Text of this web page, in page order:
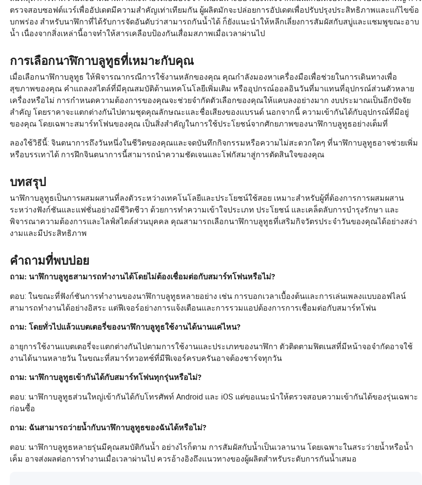
ตรวจสอบซอฟต์แวร์เพื่ออัปเดตมีความสำคัญเท่าเทียมกัน ผู้ผลิตมักจะปล่อยการอัปเดตเพื่อปรับปรุงประสิทธิภาพและแก้ไขข้อ
บกพร่อง สำหรับนาฬิกาที่ได้รับการจัดอันดับว่าสามารถกันน้ำได้ ก็ยังแนะนำให้หลีกเลี่ยงการสัมผัสกับสบู่และแชมพูขณะอาบ
น้ำ เนื่องจากสิ่งเหล่านี้อาจทำให้สารเคลือบป้องกันเสื่อมสภาพเมื่อเวลาผ่านไป
การเลือกนาฬิกาบลูทูธที่เหมาะกับคุณ
เมื่อเลือกนาฬิกาบลูทูธ ให้พิจารณากรณีการใช้งานหลักของคุณ คุณกำลังมองหาเครื่องมือเพื่อช่วยในการเดินทางเพื่อ
สุขภาพของคุณ คำแถลงสไตล์ที่มีคุณสมบัติด้านเทคโนโลยีเพิ่มเติม หรืออุปกรณ์ออลอินวันที่มาแทนที่อุปกรณ์ส่วนตัวหลาย
เครื่องหรือไม่ การกำหนดความต้องการของคุณจะช่วยจำกัดตัวเลือกของคุณให้แคบลงอย่างมาก งบประมาณเป็นอีกปัจจัย
สำคัญ โดยราคาจะแตกต่างกันไปตามชุดคุณลักษณะและชื่อเสียงของแบรนด์ นอกจากนี้ ความเข้ากันได้กับอุปกรณ์ที่มีอยู่
ของคุณ โดยเฉพาะสมาร์ทโฟนของคุณ เป็นสิ่งสำคัญในการใช้ประโยชน์จากศักยภาพของนาฬิกาบลูทูธอย่างเต็มที่
ลองใช้วิธีนี้: จินตนาการถึงวันหนึ่งในชีวิตของคุณและจดบันทึกกิจกรรมหรือความไม่สะดวกใดๆ ที่นาฬิกาบลูทูธอาจช่วยเพิ่ม
หรือบรรเทาได้ การฝึกจินตนาการนี้สามารถนำความชัดเจนและโฟกัสมาสู่การตัดสินใจของคุณ
บทสรุป
นาฬิกาบลูทูธเป็นการผสมผสานที่ลงตัวระหว่างเทคโนโลยีและประโยชน์ใช้สอย เหมาะสำหรับผู้ที่ต้องการการผสมผสาน
ระหว่างฟังก์ชันและแฟชั่นอย่างมีชีวิตชีวา ด้วยการทำความเข้าใจประเภท ประโยชน์ และเคล็ดลับการบำรุงรักษา และ
พิจารณาความต้องการและไลฟ์สไตล์ส่วนบุคคล คุณสามารถเลือกนาฬิกาบลูทูธที่เสริมกิจวัตรประจำวันของคุณได้อย่างสง่า
งามและมีประสิทธิภาพ
คำถามที่พบบ่อย
ถาม: นาฬิกาบลูทูธสามารถทำงานได้โดยไม่ต้องเชื่อมต่อกับสมาร์ทโฟนหรือไม่?
ตอบ: ในขณะที่ฟังก์ชันการทำงานของนาฬิกาบลูทูธหลายอย่าง เช่น การบอกเวลาเบื้องต้นและการเล่นเพลงแบบออฟไลน์
สามารถทำงานได้อย่างอิสระ แต่ฟีเจอร์อย่างการแจ้งเตือนและการรวมแอปต้องการการเชื่อมต่อกับสมาร์ทโฟน
ถาม: โดยทั่วไปแล้วแบตเตอรี่ของนาฬิกาบลูทูธใช้งานได้นานแค่ไหน?
อายุการใช้งานแบตเตอรี่จะแตกต่างกันไปตามการใช้งานและประเภทของนาฬิกา ตัวติดตามฟิตเนสที่มีหน้าจอจำกัดอาจใช้
งานได้นานหลายวัน ในขณะที่สมาร์ทวอทช์ที่มีฟีเจอร์ครบครันอาจต้องชาร์จทุกวัน
ถาม: นาฬิกาบลูทูธเข้ากันได้กับสมาร์ทโฟนทุกรุ่นหรือไม่?
ตอบ: นาฬิกาบลูทูธส่วนใหญ่เข้ากันได้กับโทรศัพท์ Android และ iOS แต่ขอแนะนำให้ตรวจสอบความเข้ากันได้ของรุ่นเฉพาะ
ก่อนซื้อ
ถาม: ฉันสามารถว่ายน้ำกับนาฬิกาบลูทูธของฉันได้หรือไม่?
ตอบ: นาฬิกาบลูทูธหลายรุ่นมีคุณสมบัติกันน้ำ อย่างไรก็ตาม การสัมผัสกับน้ำเป็นเวลานาน โดยเฉพาะในสระว่ายน้ำหรือน้ำ
เค็ม อาจส่งผลต่อการทำงานเมื่อเวลาผ่านไป ควรอ้างอิงถึงแนวทางของผู้ผลิตสำหรับระดับการกันน้ำเสมอ